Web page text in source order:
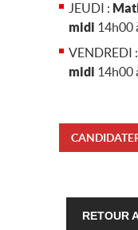
JEUDI :
midi 14h00
VENDREDI :
midi 14h00
RETOUR